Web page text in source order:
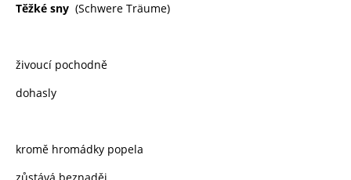
Těžké sny (Schwere Träume)
živoucí pochodně
dohasly
kromě hromádky popela